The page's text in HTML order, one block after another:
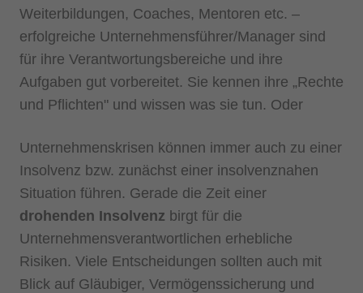
Weiterbildungen, Coaches, Mentoren etc. –
erfolgreiche Unternehmensführer/Manager sind
für ihre Verantwortungsbereiche und ihre
Aufgaben gut vorbereitet. Sie kennen ihre „Rechte
und Pflichten" und wissen was sie tun. Oder
Unternehmenskrisen können immer auch zu einer
Insolvenz bzw. zunächst einer insolvenznahen
Situation führen. Gerade die Zeit einer
drohenden Insolvenz birgt für die
Unternehmensverantwortlichen erhebliche
Risiken. Viele Entscheidungen sollten auch mit
Blick auf Gläubiger, Vermögenssicherung und